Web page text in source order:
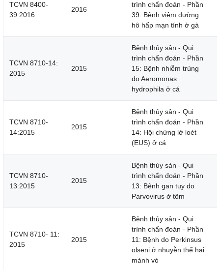
TCVN 8400-
39:2016
2016
trình chẩn đoán - Phần
39: Bệnh viêm đường
hô hấp mạn tính ở gà
TCVN 8710-14:
2015
2015
Bệnh thủy sản - Qui
trình chẩn đoán - Phần
15: Bệnh nhiễm trùng
do Aeromonas
hydrophila ở cá
TCVN 8710-
14:2015
2015
Bệnh thủy sản - Qui
trình chẩn đoán - Phần
14: Hội chứng lở loét
(EUS) ở cá
TCVN 8710-
13:2015
2015
Bệnh thủy sản - Qui
trình chẩn đoán - Phần
13: Bệnh gan tụy do
Parvovirus ở tôm
TCVN 8710- 11:
2015
2015
Bệnh thủy sản - Qui
trình chẩn đoán - Phần
11: Bệnh do Perkinsus
olseni ở nhuyễn thể hai
mảnh vỏ